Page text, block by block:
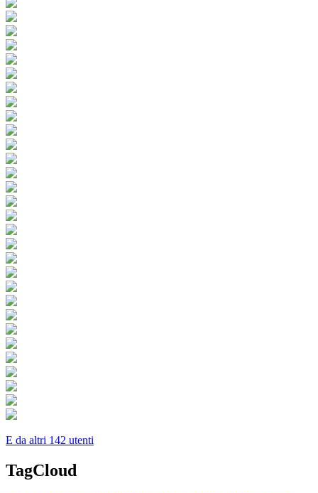
E da altri 142 utenti
TagCloud